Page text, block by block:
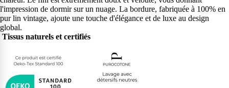
l'impression de dormir sur un nuage. La bordure, fabriquée à 100% en
pur lin vintage, ajoute une touche d'élégance et de luxe au design
global.
Tissus naturels et certifiés